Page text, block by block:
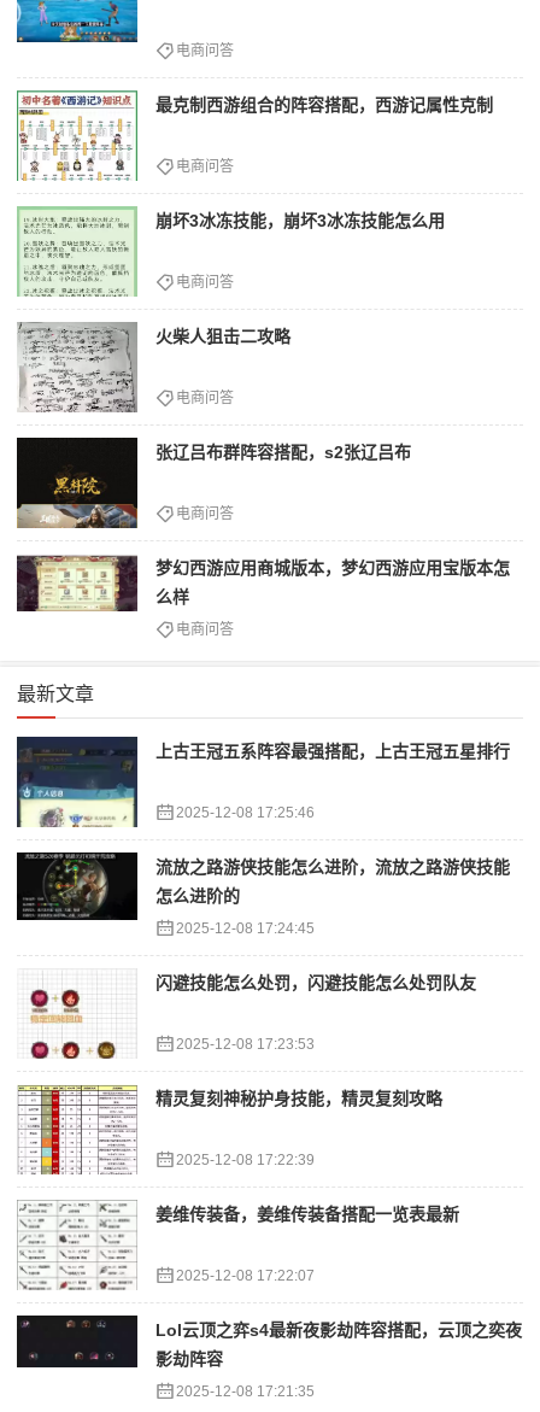
电商问答
最克制西游组合的阵容搭配，西游记属性克制
电商问答
崩坏3冰冻技能，崩坏3冰冻技能怎么用
电商问答
火柴人狙击二攻略
电商问答
张辽吕布群阵容搭配，s2张辽吕布
电商问答
梦幻西游应用商城版本，梦幻西游应用宝版本怎
么样
电商问答
最新文章
上古王冠五系阵容最强搭配，上古王冠五星排行
2025-12-08 17:25:46
流放之路游侠技能怎么进阶，流放之路游侠技能
怎么进阶的
2025-12-08 17:24:45
闪避技能怎么处罚，闪避技能怎么处罚队友
2025-12-08 17:23:53
精灵复刻神秘护身技能，精灵复刻攻略
2025-12-08 17:22:39
姜维传装备，姜维传装备搭配一览表最新
2025-12-08 17:22:07
Lol云顶之弈s4最新夜影劫阵容搭配，云顶之奕夜
影劫阵容
2025-12-08 17:21:35